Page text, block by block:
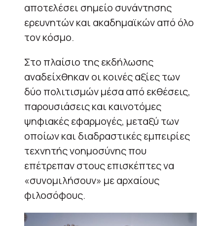
αποτελέσει σημείο συνάντησης
ερευνητών και ακαδημαϊκών από όλο
τον κόσμο.
Στο πλαίσιο της εκδήλωσης
αναδείχθηκαν οι κοινές αξίες των
δύο πολιτισμών μέσα από εκθέσεις,
παρουσιάσεις και καινοτόμες
ψηφιακές εφαρμογές, μεταξύ των
οποίων και διαδραστικές εμπειρίες
τεχνητής νοημοσύνης που
επέτρεπαν στους επισκέπτες να
«συνομιλήσουν» με αρχαίους
φιλοσόφους.